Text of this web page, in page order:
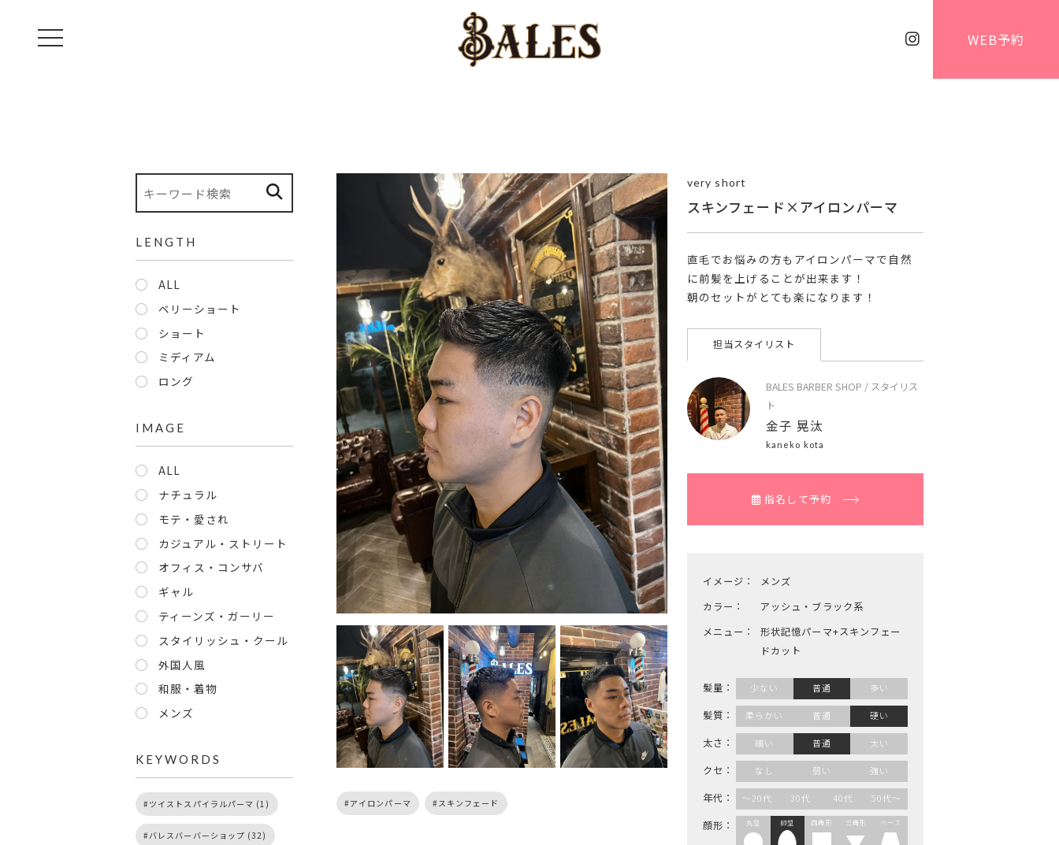
toggle navigation WEB予約
アイロンパーマ スキンフェード
very short
スキンフェード×アイロンパーマ
直毛でお悩みの方もアイロンパーマで自然
に前髪を上げることが出来ます！
朝のセットがとても楽になります！
担当スタイリスト
BALES BARBER SHOP / スタイリス
ト
金子 晃汰
kaneko kota
指名して予約
イメージ：
メンズ
カラー：
アッシュ・ブラック系
メニュー：
形状記憶パーマ+スキンフェー
ドカット
髪量： 少ない 普通 多い
髪質： 柔らかい 普通 硬い
太さ： 細い 普通 太い
クセ： なし 弱い 強い
年代： ～20代 30代 40代 50代～
顔形： 丸型 卵型 四角形 三角形 ベース
LENGTH
ALL
ベリーショート
ショート
ミディアム
ロング
IMAGE
ALL
ナチュラル
モテ・愛され
カジュアル・ストリート
オフィス・コンサバ
ギャル
ティーンズ・ガーリー
スタイリッシュ・クール
外国人風
和服・着物
メンズ
KEYWORDS
ツイストスパイラルパーマ (1)
バレスバーバーショップ (32)